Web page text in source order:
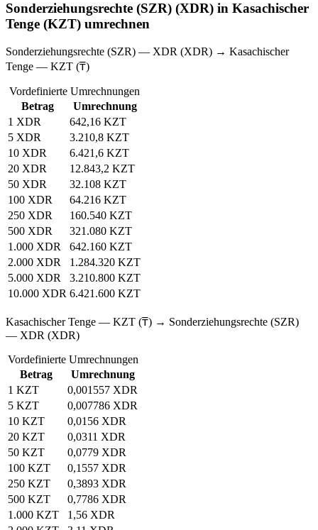
Sonderziehungsrechte (SZR) (XDR) in Kasachischer
Tenge (KZT) umrechnen
Sonderziehungsrechte (SZR) — XDR (XDR) → Kasachischer
Tenge — KZT (₸)
Vordefinierte Umrechnungen
Betrag
Umrechnung
1 XDR
642,16 KZT
5 XDR
3.210,8 KZT
10 XDR
6.421,6 KZT
20 XDR
12.843,2 KZT
50 XDR
32.108 KZT
100 XDR
64.216 KZT
250 XDR
160.540 KZT
500 XDR
321.080 KZT
1.000 XDR
642.160 KZT
2.000 XDR
1.284.320 KZT
5.000 XDR
3.210.800 KZT
10.000 XDR 6.421.600 KZT
Kasachischer Tenge — KZT (₸) → Sonderziehungsrechte (SZR)
— XDR (XDR)
Vordefinierte Umrechnungen
Betrag
Umrechnung
1 KZT
0,001557 XDR
5 KZT
0,007786 XDR
10 KZT
0,0156 XDR
20 KZT
0,0311 XDR
50 KZT
0,0779 XDR
100 KZT
0,1557 XDR
250 KZT
0,3893 XDR
500 KZT
0,7786 XDR
1.000 KZT
1,56 XDR